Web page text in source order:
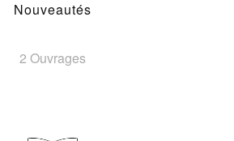
Nouveautés
2 Ouvrages